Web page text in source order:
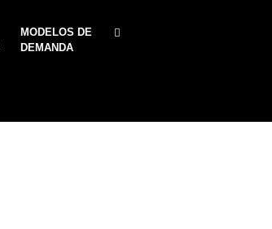
MODELOS DE
DEMANDA